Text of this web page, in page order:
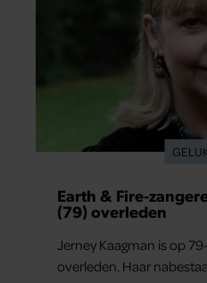
Earth & Fire-
(79) overleden
Jerney Kaagman is op
overleden. Haar